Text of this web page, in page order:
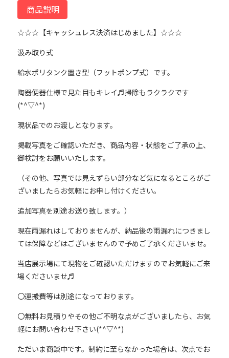
商品説明
☆☆☆【キャッシュレス決済はじめました】☆☆☆
汲み取り式
給水ポリタンク置き型（フットポンプ式）です。
陶器便器仕様で見た目もキレイ♬掃除もラクラクです
(*^▽^*)
現状品でのお渡しとなります。
掲載写真をご確認いただき、商品内容・状態をご了承の上、
御検討をお願いいたします。
（その他、写真では見えずらい部分など気になるところがご
ざいましたらお気軽にお申し付けください。
追加写真を別途お送り致します。）
現在雨漏れはしておりませんが、納品後の雨漏れにつきまし
ては保障などはございませんので予めご了承くださいませ。
当店展示場にて現物をご確認いただけますのでお気軽にご来
場くださいませ♬
〇運搬費等は別途になっております。
〇無料お見積りやその他ご不明な点がございましたら、お気
軽にお問い合わせ下さい(*^▽^*)
ただいま商談中です。制約に至らなかった場合は、次点でお